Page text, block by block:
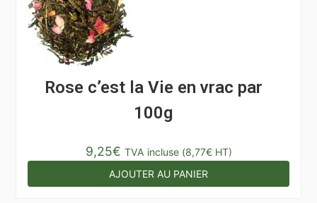
Rose c’est la Vie en vrac par
100g
9,25€ TVA incluse (8,77€HT)
AJOUTER AU PANIER